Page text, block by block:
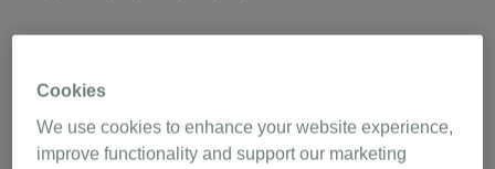
대구 42151
053-716-1811 길 찾기
Cookies
We use cookies to enhance your website experience,
improve functionality and support our marketing